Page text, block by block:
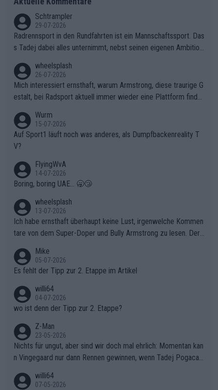
Schtrampler
29-07-2026
Radrennsport in den Rundfahrten ist ein Mannschaftssport. Das
s Tadej dabei alles unternimmt, nebst seinen eigenen Ambition
ganze Team auch mental stark zu machen und konkret am Erf
olg teilzuhaben, ist ihm ganz hoch anzurechnen. Das ist ein Zei
chen weit über den Radsport hinaus.
wheelsplash
26-07-2026
Mich interessiert ernsthaft, warum Armstrong, diese traurige G
estalt, bei Radsport aktuell immer wieder eine Plattform finde
Wurm
15-07-2026
Auf Sport1 läuft noch was anderes, als Dumpfbackenreality T
V?
FlyingWvA
14-07-2026
Boring, boring UAE... 🥱😴
wheelsplash
13-07-2026
Ich habe ernsthaft überhaupt keine Lust, irgenwelche Kommen
tare von dem Super-Doper und Bully Armstrong zu lesen. Der
r die gehört nicht in dieses Medium!
Mike
05-07-2026
Es fehlt der Tipp zur 2. Etappe im Artikel
willi64
04-07-2026
wo ist denn der Tipp zur 2. Etappe?
Z-Man
23-05-2026
Nichts für ungut, aber sind wir doch mal ehrlich: Momentan kan
n Vingegaard nur dann Rennen gewinnen, wenn Tadej Pogacar
willi64
07-05-2026